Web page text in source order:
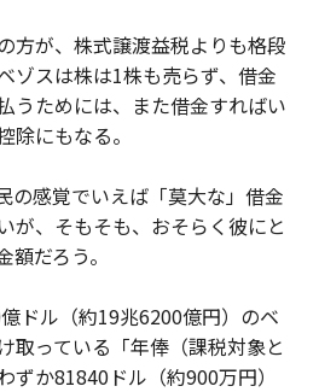
方が、株式譲渡益税よりも格段
ゾスは株は1株も売らず、借金
うためには、また借金すればい
除にもなる。
の感覚でいえば「莫大な」借金
が、そもそも、おそらく彼にと
だろう。
ドル（約19兆6200億円）のベ
取っている「年俸（課税対象と
ずか81840ドル（約900万円）